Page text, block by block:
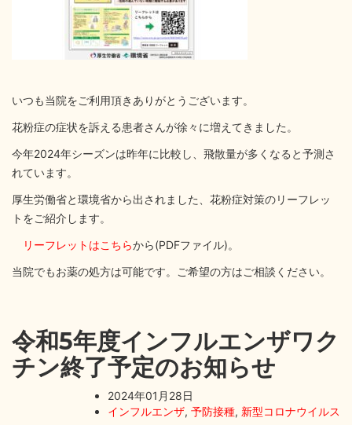
いつも当院をご利用頂きありがとうございます。
花粉症の症状を訴える患者さんが徐々に増えてきました。
今年2024年シーズンは昨年に比較し、飛散量が多くなると予測さ
れています。
厚生労働省と環境省から出されました、花粉症対策のリーフレッ
トをご紹介します。
リーフレットはこちらから(PDFファイル)。
当院でもお薬の処方は可能です。ご希望の方はご相談ください。
令和5年度インフルエンザワク
チン終了予定のお知らせ
2024年01月28日
インフルエンザ, 予防接種, 新型コロナウイルス